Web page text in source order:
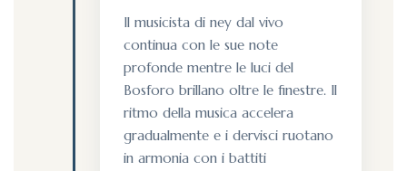
Il musicista di ney dal vivo
continua con le sue note
profonde mentre le luci del
Bosforo brillano oltre le finestre. Il
ritmo della musica accelera
gradualmente e i dervisci ruotano
in armonia con i battiti